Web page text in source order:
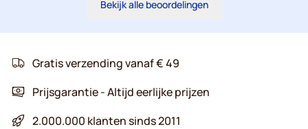
Bekijk alle beoordelingen
Gratis verzending vanaf € 49
Prijsgarantie - Altijd eerlijke prijzen
2.000.000 klanten sinds 2011